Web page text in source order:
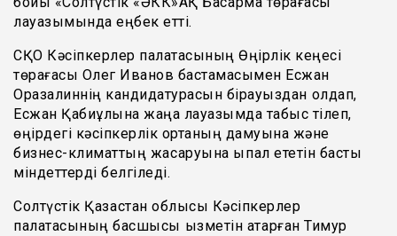
лауазымында еңбек етті.
СҚО Кәсіпкерлер палатасының Өңірлік кеңесі
төрағасы Олег Иванов бастамасымен Есжан
Оразалиннің кандидатурасын бірауыздан қолдап,
Есжан Қабиұлына жаңа лауазымда табыс тілеп,
өңірдегі кәсіпкерлік ортаның дамуына және
бизнес-климаттың жақсаруына ықпал ететін басты
міндеттерді белгіледі.
Солтүстік Қазақстан облысы Кәсіпкерлер
палатасының басшысы қызметін атқарған Тимур